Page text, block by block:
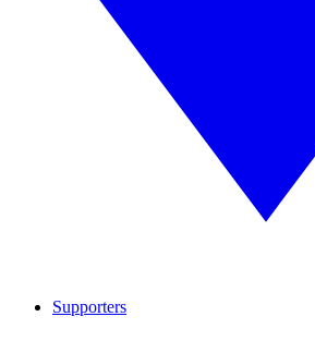
Supporters